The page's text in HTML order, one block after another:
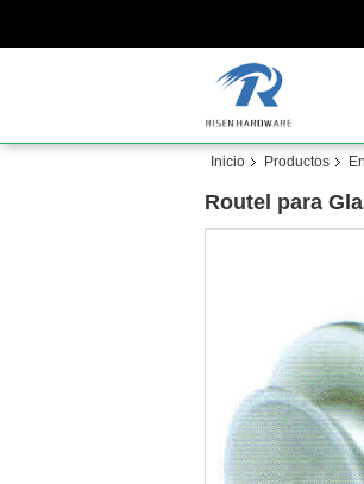
Inicio Productos
Routel para